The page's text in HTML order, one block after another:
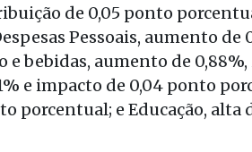
de 0,05 ponto
Pessoais, aumento de
bebidas, aumento de
e impacto de 0,04 ponto
porcentual; e Educação, alta